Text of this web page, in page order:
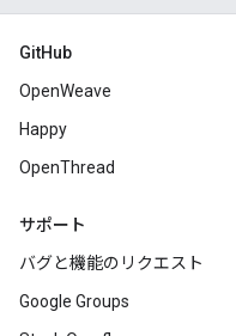
GitHub
OpenWeave
Happy
OpenThread
サポート
バグと機能のリクエスト
Google Groups